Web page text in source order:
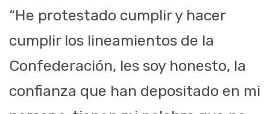
“He protestado cumplir y hacer
cumplir los lineamientos de la
Confederación, les soy honesto, la
confianza que han depositado en mi